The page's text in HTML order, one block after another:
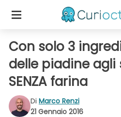
Con solo 3
delle piadine agli
SENZA farina
Di Marco Renzi
21 Gennaio 2016